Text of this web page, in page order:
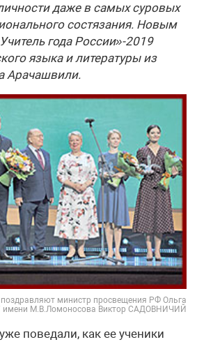
даже в самых суровых
состязания. Новым
года России»-2019
языка и литературы из
Арачашвили.
министр просвещения РФ Ольга
имени М.В.Ломоносова Виктор САДОВНИЧИЙ
поведали, как ее ученики